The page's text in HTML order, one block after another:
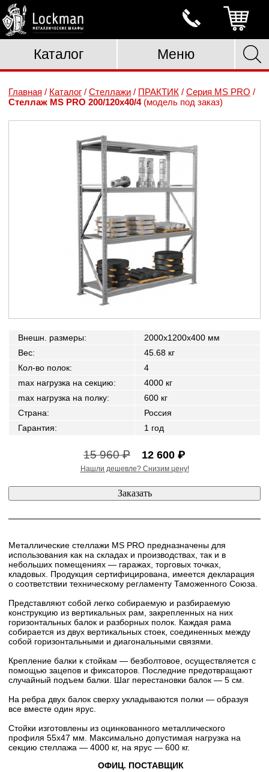
Каталог Меню
Главная / Каталог / Стеллажи / ПРАКТИК / Серия MS PRO /
Стеллаж MS PRO 200/120x40/4 (модель под заказ)
Внешн. размеры:
2000x1200x400 мм
Вес:
45.68 кг
Кол-во полок:
4
max нагрузка на секцию:
4000 кг
max нагрузка на полку:
600 кг
Страна:
Россия
Гарантия: 1 год
15 960 ₽ 12 600 ₽
Нашли дешевле? Снизим цену!
Металлические стеллажи MS PRO предназначены для
использования как на складах и производствах, так и в
небольших помещениях — гаражах, торговых точках,
кладовых. Продукция сертифицирована, имеется декларация
о соответствии техническому регламенту Таможенного Союза.
Представляют собой легко собираемую и разбираемую
конструкцию из вертикальных рам, закрепленных на них
горизонтальных балок и разборных полок. Каждая рама
собирается из двух вертикальных стоек, соединенных между
собой горизонтальными и диагональными связями.
Крепление балки к стойкам — безболтовое, осуществляется с
помощью зацепов и фиксаторов. Последние предотвращают
случайный подъем балки. Шаг перестановки балок — 5 cм.
На ребра двух балок сверху укладываются полки — образуя
все вместе один ярус.
Стойки изготовлены из оцинкованного металлического
профиля 55х47 мм. Максимально допустимая нагрузка на
секцию стеллажа — 4000 кг, на ярус — 600 кг.
ОФИЦ. ПОСТАВЩИК